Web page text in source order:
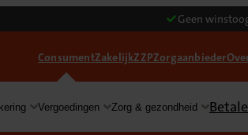
Geen
ConsumentZakelijkZZPZorgaanbieder
Vergoedingen Zorg & gezondheid